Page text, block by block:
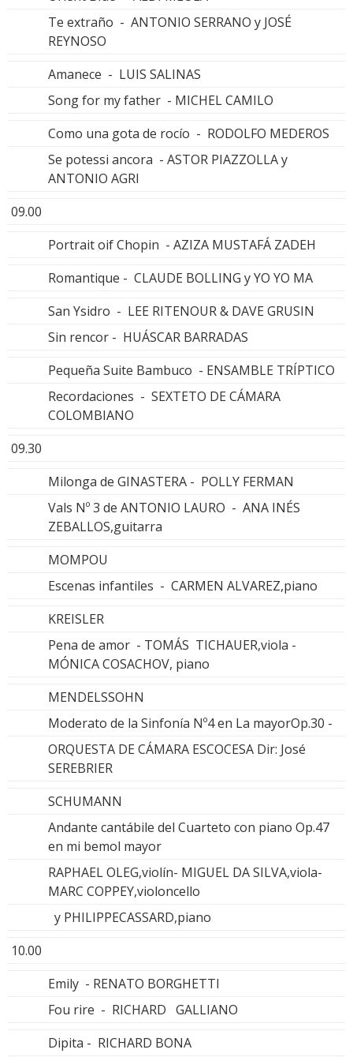
Te extraño - ANTONIO SERRANO y JOSÉ
REYNOSO
Amanece - LUIS SALINAS
Song for my father - MICHEL CAMILO
Como una gota de rocío - RODOLFO MEDEROS
Se potessi ancora - ASTOR PIAZZOLLA y
ANTONIO AGRI
09.00
Portrait oif Chopin - AZIZA MUSTAFÁ ZADEH
Romantique - CLAUDE BOLLING y YO YO MA
San Ysidro - LEE RITENOUR & DAVE GRUSIN
Sin rencor - HUÁSCAR BARRADAS
Pequeña Suite Bambuco - ENSAMBLE TRÍPTICO
Recordaciones - SEXTETO DE CÁMARA
COLOMBIANO
09.30
Milonga de GINASTERA - POLLY FERMAN
Vals Nº 3 de ANTONIO LAURO - ANA INÉS
ZEBALLOS,guitarra
MOMPOU
Escenas infantiles - CARMEN ALVAREZ,piano
KREISLER
Pena de amor - TOMÁS TICHAUER,viola -
MÓNICA COSACHOV, piano
MENDELSSOHN
Moderato de la Sinfonía Nº4 en La mayorOp.30 -
ORQUESTA DE CÁMARA ESCOCESA Dir: José
SEREBRIER
SCHUMANN
Andante cantábile del Cuarteto con piano Op.47
en mi bemol mayor
RAPHAEL OLEG,violín- MIGUEL DA SILVA,viola-
MARC COPPEY,violoncello
y PHILIPPECASSARD,piano
10.00
Emily - RENATO BORGHETTI
Fou rire - RICHARD GALLIANO
Dipita - RICHARD BONA